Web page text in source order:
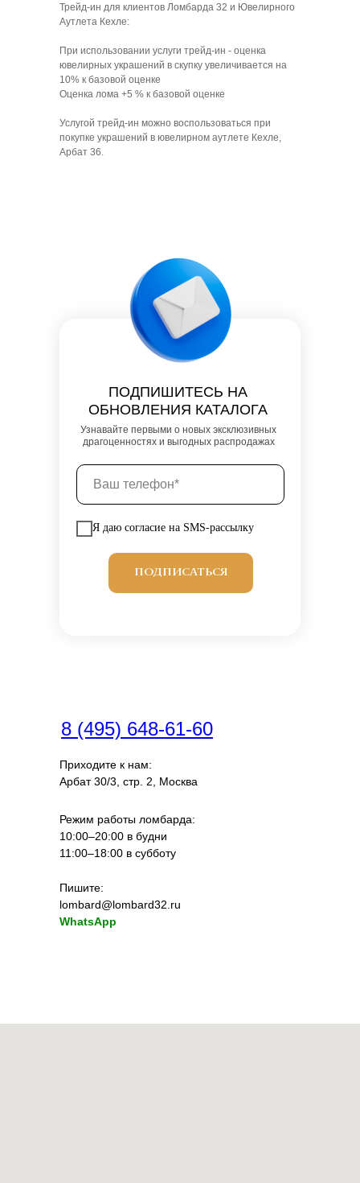
Трейд-ин для клиентов Ломбарда 32 и Ювелирного
Аутлета Кехле:
При использовании услуги трейд-ин - оценка
ювелирных украшений в скупку увеличивается на
10% к базовой оценке
Оценка лома +5 % к базовой оценке
Услугой трейд-ин можно воспользоваться при
покупке украшений в ювелирном аутлете Кехле,
Арбат 36.
Я даю согласие на SMS-рассылку
ПОДПИСАТЬСЯ
ПОДПИШИТЕСЬ НА
ОБНОВЛЕНИЯ КАТАЛОГА
Узнавайте первыми о новых эксклюзивных
драгоценностях и выгодных распродажах
Режим работы ломбарда:
10:00–20:00 в будни
11:00–18:00 в субботу
Приходите к нам:
Арбат 30/3, стр. 2, Москва
Пишите:
lombard@lombard32.ru
WhatsApp
8 (495) 648-61-60